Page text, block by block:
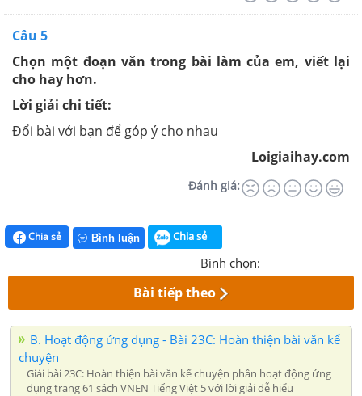
Câu 5
Chọn một đoạn văn trong bài làm của em, viết lại
cho hay hơn.
Lời giải chi tiết:
Đổi bài với bạn để góp ý cho nhau
Loigiaihay.com
Đánh giá:
Chia sẻ Bình luận Chia sẻ
Bình chọn:
Bài tiếp theo
B. Hoạt động ứng dụng - Bài 23C: Hoàn thiện bài văn kể
chuyện
Giải bài 23C: Hoàn thiện bài văn kể chuyện phần hoạt động ứng
dụng trang 61 sách VNEN Tiếng Việt 5 với lời giải dễ hiểu